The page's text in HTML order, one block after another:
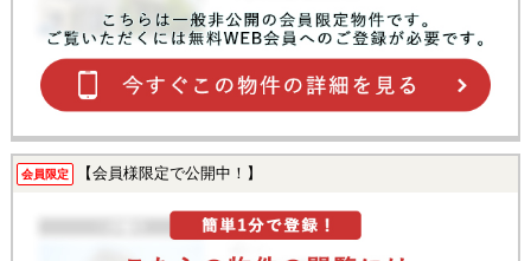
会員限定 【会員様限定で公開中！】